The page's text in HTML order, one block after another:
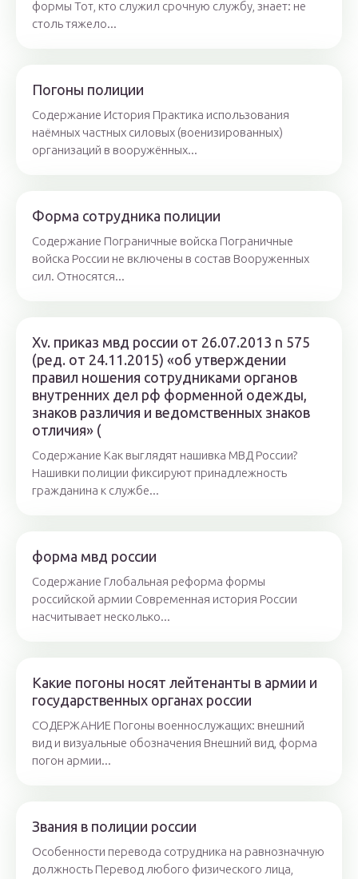
формы Тот, кто служил срочную службу, знает: не
столь тяжело...
Погоны полиции
Содержание История Практика использования
наёмных частных силовых (военизированных)
организаций в вооружённых...
Форма сотрудника полиции
Содержание Пограничные войска Пограничные
войска России не включены в состав Вооруженных
сил. Относятся...
Xv. приказ мвд россии от 26.07.2013 n 575
(ред. от 24.11.2015) «об утверждении
правил ношения сотрудниками органов
внутренних дел рф форменной одежды,
знаков различия и ведомственных знаков
отличия» (
Содержание Как выглядят нашивка МВД России?
Нашивки полиции фиксируют принадлежность
гражданина к службе...
​​форма мвд россии
Содержание Глобальная реформа формы
российской армии Современная история России
насчитывает несколько...
Какие погоны носят лейтенанты в армии и
государственных органах россии
СОДЕРЖАНИЕ Погоны военнослужащих: внешний
вид и визуальные обозначения Внешний вид, форма
погон армии...
Звания в полиции россии
Особенности перевода сотрудника на равнозначную
должность Перевод любого физического лица,